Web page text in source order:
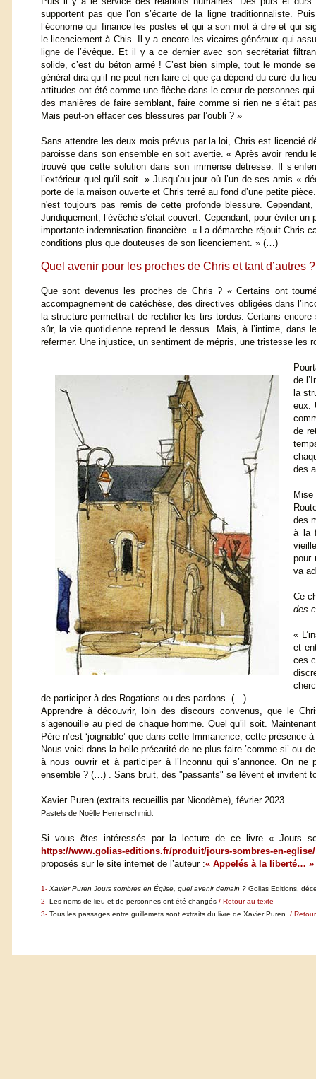
supportent pas que l’on s’écarte de la ligne traditionnaliste.
l’économe qui finance les postes et qui a son mot à dire et qui
le licenciement à Chis. Il y a encore les vicaires généraux qui
ligne de l’évêque. Et il y a ce dernier avec son secrétariat
solide, c’est du béton armé ! C’est bien simple, tout le monde
général dira qu’il ne peut rien faire et que ça dépend du curé du
attitudes ont été comme une flèche dans le cœur de personnes
des manières de faire semblant, faire comme si rien ne s’était
Mais peut-on effacer ces blessures par l’oubli ? »
Sans attendre les deux mois prévus par la loi, Chris est licencié
paroisse dans son ensemble en soit avertie. « Après avoir
trouvé que cette solution dans son immense détresse. Il
l’extérieur quel qu’il soit. » Jusqu’au jour où l’un de ses amis «
porte de la maison ouverte et Chris terré au fond d’une petite
n'est toujours pas remis de cette profonde blessure.
Juridiquement, l’évêché s’était couvert. Cependant, pour éviter
importante indemnisation financière. « La démarche réjouit Chris
conditions plus que douteuses de son licenciement. » (…)
Quel avenir pour les proches de Chris et tant d’autres ?
Que sont devenus les proches de Chris ? « Certains ont
accompagnement de catéchèse, des directives obligées dans
la structure permettrait de rectifier les tirs tordus. Certains
sûr, la vie quotidienne reprend le dessus. Mais, à l’intime, dans
refermer. Une injustice, un sentiment de mépris, une tristesse les
de
la
eux.
de
des
des
à la
pour
va
Ce
des
«
et
ces
de participer à des Rogations ou des pardons. (…)
Apprendre à découvrir, loin des discours convenus, que le
s’agenouille au pied de chaque homme. Quel qu’il soit.
Père n’est ‘joignable’ que dans cette Immanence, cette
Nous voici dans la belle précarité de ne plus faire ’comme si’ ou
à nous ouvrir et à participer à l’Inconnu qui s’annonce. On
ensemble ? (…) . Sans bruit, des "passants" se lèvent et invitent
Xavier Puren (extraits recueillis par Nicodème), février 2023
Pastels de Noëlle Herrenschmidt
Si vous êtes intéressés par la lecture de ce livre « Jours
https://www.golias-editions.fr/produit/jours-sombres-en-eglise/
proposés sur le site internet de l’auteur :« Appelés à la liberté… »
1- Xavier Puren Jours sombres en Église, quel avenir demain ? Golias Editions,
2- Les noms de lieu et de personnes ont été changés / Retour au texte
3- Tous les passages entre guillemets sont extraits du livre de Xavier Puren. /